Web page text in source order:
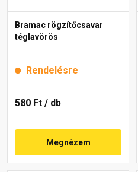
Bramac rögzítőcsavar
téglavörös
Rendelésre
580 Ft / db
Megnézem